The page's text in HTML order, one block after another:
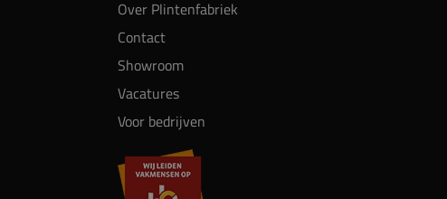
Over Plintenfabriek
Contact
Showroom
Vacatures
Voor bedrijven